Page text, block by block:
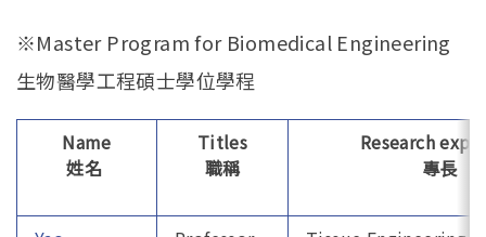
※Master Program for Biomedical Engineering
生物醫學工程碩士學位學程
Name
姓名
Titles
職稱
Research
專長